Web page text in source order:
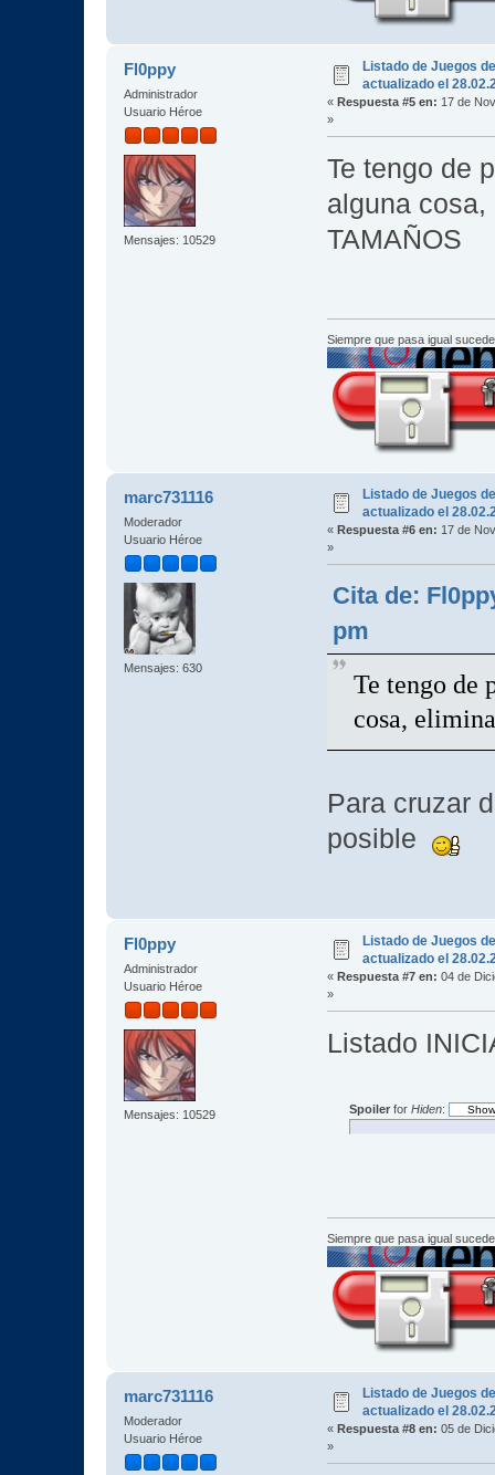
Fl0ppy
Administrador
Usuario Héroe
Mensajes: 10529
Listado de Juegos
actualizado el
« Respuesta #5 en: 17 de
»
Te tengo de
alguna
TAMAÑOS
Siempre que pasa igual
marc731116
Moderador
Usuario Héroe
Mensajes: 630
Listado de Juegos
actualizado el
« Respuesta #6 en: 17 de
»
Cita de:
pm
Te tengo de
cosa,
Para cruzar
posible
Fl0ppy
Administrador
Usuario Héroe
Mensajes: 10529
Listado de Juegos
actualizado el
« Respuesta #7 en: 04 de
»
Listado
Spoilerfor Hiden:
Siempre que pasa igual
marc731116
Moderador
Usuario Héroe
Listado de Juegos
actualizado el
« Respuesta #8 en: 05 de
»